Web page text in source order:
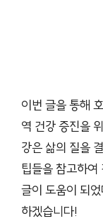
이번 글을 통해
역 건강 증진을
강은 삶의 질을
팁들을 참고하여
글이 도움이 되
하겠습니다!